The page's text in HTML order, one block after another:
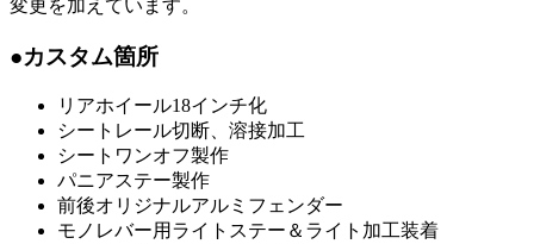
変更を加えています。
●カスタム箇所
リアホイール18インチ化
シートレール切断、溶接加工
シートワンオフ製作
パニアステー製作
前後オリジナルアルミフェンダー
モノレバー用ライトステー＆ライト加工装着